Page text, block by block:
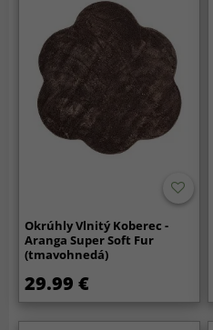
Okrúhly Vlnitý Koberec -
Aranga Super Soft Fur
(tmavohnedá)
29.99 €